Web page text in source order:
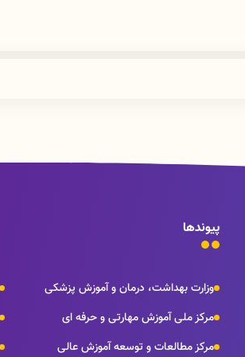
پیوندها
وزارت بهداشت، درمان و آموزش پزشکی
مرکز ملی آموزش مهارتی و حرفه ای
مرکز مطالعات و توسعه آموزش عالی